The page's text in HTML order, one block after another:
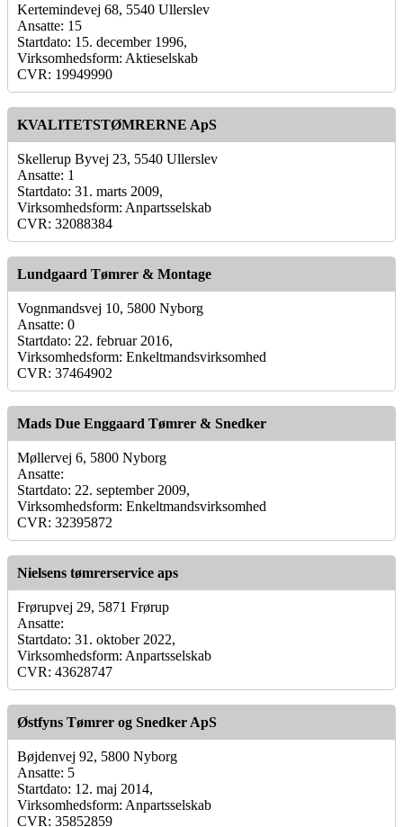
Kertemindevej 68, 5540 Ullerslev
Ansatte: 15
Startdato: 15. december 1996,
Virksomhedsform: Aktieselskab
CVR: 19949990
KVALITETSTØMRERNE ApS
Skellerup Byvej 23, 5540 Ullerslev
Ansatte: 1
Startdato: 31. marts 2009,
Virksomhedsform: Anpartsselskab
CVR: 32088384
Lundgaard Tømrer & Montage
Vognmandsvej 10, 5800 Nyborg
Ansatte: 0
Startdato: 22. februar 2016,
Virksomhedsform: Enkeltmandsvirksomhed
CVR: 37464902
Mads Due Enggaard Tømrer & Snedker
Møllervej 6, 5800 Nyborg
Ansatte:
Startdato: 22. september 2009,
Virksomhedsform: Enkeltmandsvirksomhed
CVR: 32395872
Nielsens tømrerservice aps
Frørupvej 29, 5871 Frørup
Ansatte:
Startdato: 31. oktober 2022,
Virksomhedsform: Anpartsselskab
CVR: 43628747
Østfyns Tømrer og Snedker ApS
Bøjdenvej 92, 5800 Nyborg
Ansatte: 5
Startdato: 12. maj 2014,
Virksomhedsform: Anpartsselskab
CVR: 35852859